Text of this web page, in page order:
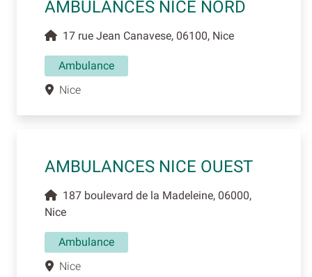
AMBULANCES NICE NORD
17 rue Jean Canavese, 06100, Nice
Ambulance
Nice
AMBULANCES NICE OUEST
187 boulevard de la Madeleine, 06000,
Nice
Ambulance
Nice